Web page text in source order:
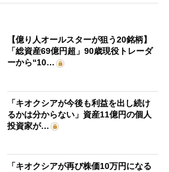
【億り人オールスターが狙う20銘柄】
「総資産69億円超」90歳現役トレーダ
ーから“10…
「キオクシアが今後も利益を出し続け
るかは分からない」資産11億円の個人
投資家が…
「キオクシアが再び株価10万円になる